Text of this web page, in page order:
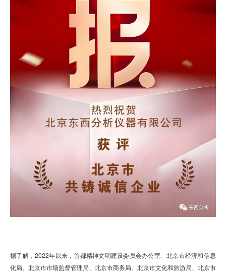
据了解，2022年以来，首都精神文明建设委员会办公室、北京市经济和信息
化局、北京市市场监督管理局、北京市商务局、北京市文化和旅游局、北京市